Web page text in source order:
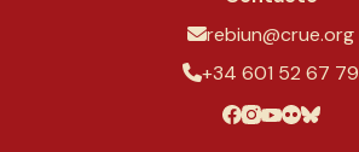
rebiun@crue.org
+34 601 52 67 79